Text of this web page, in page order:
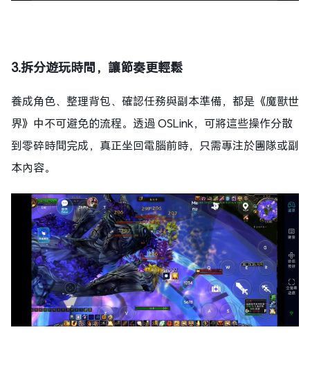
3.拆分遊玩時間，讓節奏更輕鬆
養成角色、整理背包、確認任務與副本準備，都是《魔獸世
界》中不可避免的流程。透過 OSLink，可將這些操作分散
到零碎時間完成，真正坐回電腦前時，只需專注於團隊或副
本內容。